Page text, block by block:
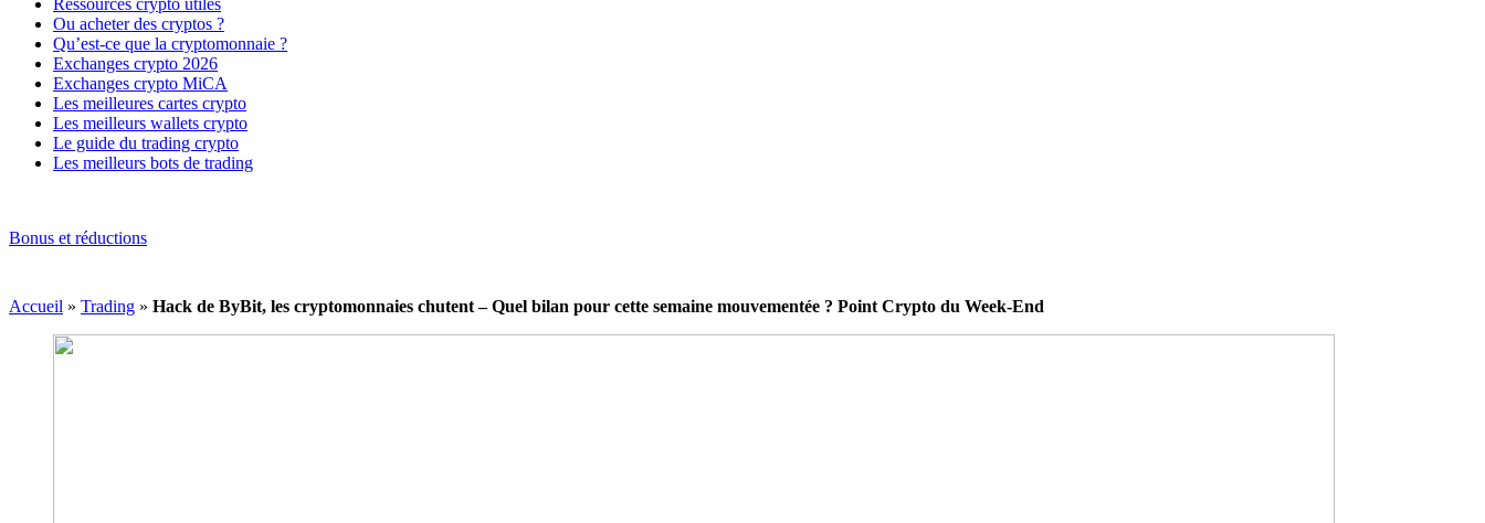
Ressources crypto utiles
Ou acheter des cryptos ?
Qu’est-ce que la cryptomonnaie ?
Exchanges crypto 2026
Exchanges crypto MiCA
Les meilleures cartes crypto
Les meilleurs wallets crypto
Le guide du trading crypto
Les meilleurs bots de trading
Bonus et réductions
Accueil » Trading » Hack de ByBit, les cryptomonnaies chutent – Quel bilan pour cette semaine mouvementée ? Point Crypto du Week-End